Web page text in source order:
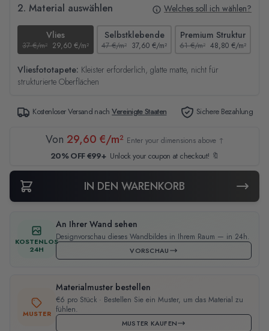
2. Material auswählen Welches soll ich wählen?
Vlies
37 €/m² 29,60 €/m²
Selbstklebende
47 €/m² 37,60 €/m²
Premium Struktur
61 €/m² 48,80 €/m²
Vliesfototapete: Kleister erforderlich, glatte matte, nicht für
strukturierte Oberflächen
Kostenloser Versand nachVereinigte Staaten Sichere Bezahlung
Von 29,60 €/m² Enter your dimensions above ↑
20% OFF €99+ Unlock your coupon at checkout! 🔖
IN DEN WARENKORB
KOSTENLOS
24H
An Ihrer Wand sehen
Designvorschau dieses Wandbildes in Ihrem Raum — in 24h.
VORSCHAU
MUSTER
Materialmuster bestellen
€6 pro Stück · Bestellen Sie ein Muster, um das Material zu
fühlen.
MUSTER KAUFEN